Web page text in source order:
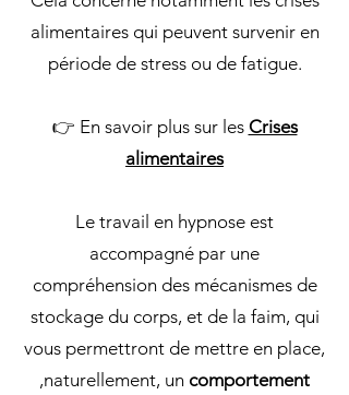
alimentaires qui peuvent survenir en
période de stress ou de fatigue.
👉 En savoir plus sur les Crises
alimentaires
Le travail en hypnose est
accompagné par une
compréhensiondes mécanismes de
stockage du corps, et de la faim, qui
vous permettront de mettre en place,
,naturellement, un comportement